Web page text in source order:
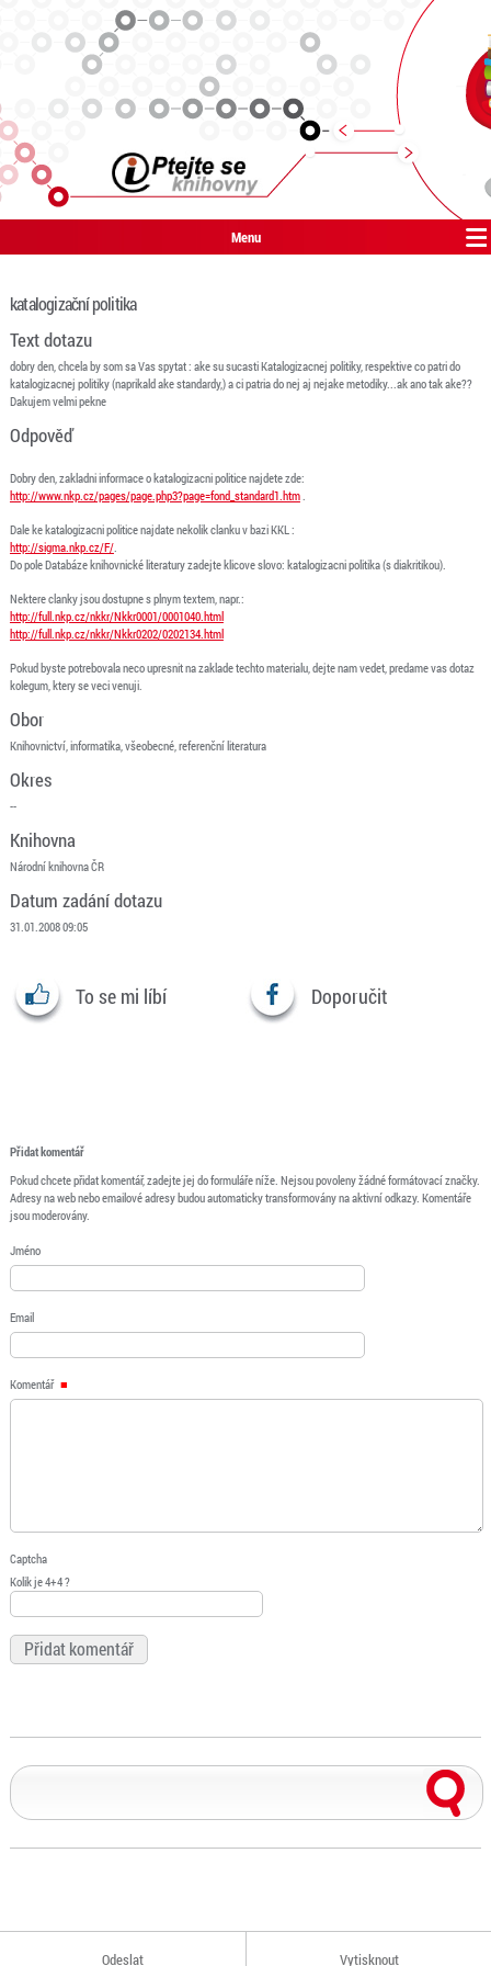
Menu
katalogizační politika
Text dotazu
dobry den, chcela by som sa Vas spytat : ake su sucasti Katalogizacnej politiky, respektive co patri do
katalogizacnej politiky (naprikald ake standardy,) a ci patria do nej aj nejake metodiky...ak ano tak ake??
Dakujem velmi pekne
Odpověď
Dobry den, zakladni informace o katalogizacni politice najdete zde:
http://www.nkp.cz/pages/page.php3?page=fond_standard1.htm.
Dale ke katalogizacni politice najdate nekolik clanku v bazi KKL :
http://sigma.nkp.cz/F/.
Do pole Databáze knihovnické literatury zadejte klicove slovo: katalogizacni politika (s diakritikou).
Nektere clanky jsou dostupne s plnym textem, napr.:
http://full.nkp.cz/nkkr/Nkkr0001/0001040.html
http://full.nkp.cz/nkkr/Nkkr0202/0202134.html
Pokud byste potrebovala neco upresnit na zaklade techto materialu, dejte nam vedet, predame vas dotaz
kolegum, ktery se veci venuji.
Obor
Knihovnictví, informatika, všeobecné, referenční literatura
Okres
--
Knihovna
Národní knihovna ČR
Datum zadání dotazu
31.01.2008 09:05
To se mi líbí Doporučit
Přidat komentář
Pokud chcete přidat komentář, zadejte jej do formuláře níže. Nejsou povoleny žádné formátovací značky.
Adresy na web nebo emailové adresy budou automaticky transformovány na aktivní odkazy. Komentáře
jsou moderovány.
Jméno
Email
Komentář
Captcha
Kolik je 4+4 ?
Odeslat Vytisknout